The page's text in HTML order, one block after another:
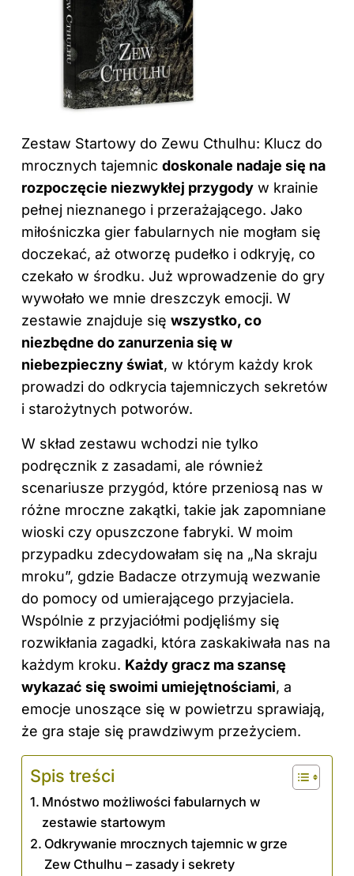
Zestaw Startowy do Zewu Cthulhu: Klucz do
mrocznych tajemnic doskonale nadaje się na
rozpoczęcie niezwykłej przygody w krainie
pełnej nieznanego i przerażającego. Jako
miłośniczka gier fabularnych nie mogłam się
doczekać, aż otworzę pudełko i odkryję, co
czekało w środku. Już wprowadzenie do gry
wywołało we mnie dreszczyk emocji. W
zestawie znajduje się wszystko, co
niezbędne do zanurzenia się w
niebezpieczny świat, w którym każdy krok
prowadzi do odkrycia tajemniczych sekretów
i starożytnych potworów.
W skład zestawu wchodzi nie tylko
podręcznik z zasadami, ale również
scenariusze przygód, które przeniosą nas w
różne mroczne zakątki, takie jak zapomniane
wioski czy opuszczone fabryki. W moim
przypadku zdecydowałam się na „Na skraju
mroku”, gdzie Badacze otrzymują wezwanie
do pomocy od umierającego przyjaciela.
Wspólnie z przyjaciółmi podjęliśmy się
rozwikłania zagadki, która zaskakiwała nas na
każdym kroku. Każdy gracz ma szansę
wykazać się swoimi umiejętnościami, a
emocje unoszące się w powietrzu sprawiają,
że gra staje się prawdziwym przeżyciem.
Spis treści
Mnóstwo możliwości fabularnych w
zestawie startowym
Odkrywanie mrocznych tajemnic w grze
Zew Cthulhu – zasady i sekrety